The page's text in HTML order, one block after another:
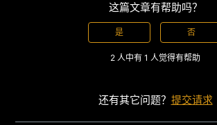
这篇文章有帮助吗？
是 否
2 人中有 1 人觉得有帮助
还有其它问题？ 提交请求